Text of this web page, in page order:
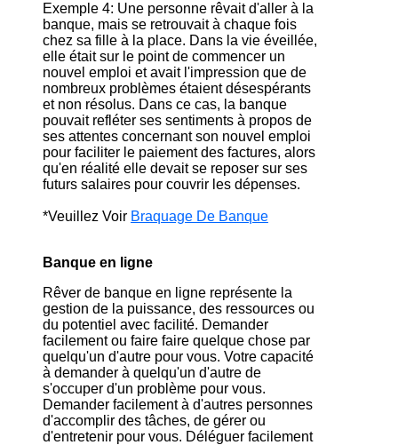
Exemple 4: Une personne rêvait d'aller à la
banque, mais se retrouvait à chaque fois
chez sa fille à la place. Dans la vie éveillée,
elle était sur le point de commencer un
nouvel emploi et avait l'impression que de
nombreux problèmes étaient désespérants
et non résolus. Dans ce cas, la banque
pouvait refléter ses sentiments à propos de
ses attentes concernant son nouvel emploi
pour faciliter le paiement des factures, alors
qu'en réalité elle devait se reposer sur ses
futurs salaires pour couvrir les dépenses.
*Veuillez Voir Braquage De Banque
Banque en ligne
Rêver de banque en ligne représente la
gestion de la puissance, des ressources ou
du potentiel avec facilité. Demander
facilement ou faire faire quelque chose par
quelqu'un d'autre pour vous. Votre capacité
à demander à quelqu'un d'autre de
s'occuper d'un problème pour vous.
Demander facilement à d'autres personnes
d'accomplir des tâches, de gérer ou
d'entretenir pour vous. Déléguer facilement